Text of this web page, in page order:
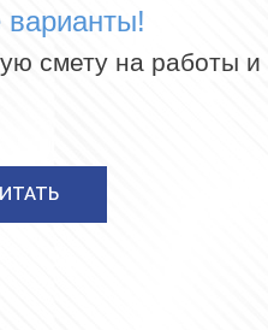
смету на работы и